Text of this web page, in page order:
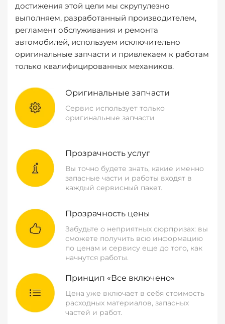
достижения этой цели мы скрупулезно
выполняем, разработанный производителем,
регламент обслуживания и ремонта
автомобилей, используем исключительно
оригинальные запчасти и привлекаем к работам
только квалифицированных механиков.
Оригинальные запчасти
Сервис использует только
оригинальные запчасти
Прозрачность услуг
Вы точно будете знать, какие именно
запасные части и работы входят в
каждый сервисный пакет.
Прозрачность цены
Забудьте о неприятных сюрпризах: вы
сможете получить всю информацию
по ценам и сервису еще до того, как
начнутся работы.
Принцип «Все включено»
Цена уже включает в себя стоимость
расходных материалов, запасных
частей и работ.